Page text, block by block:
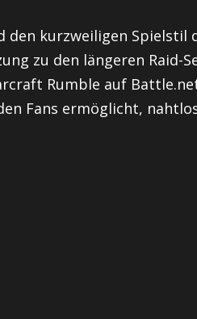
den kurzweiligen Spielstil
zu den längeren Raid-
Rumble auf
Fans ermöglicht,